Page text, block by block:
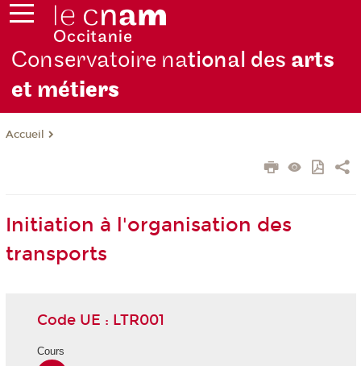
Conservatoire national des arts
et métiers
Accueil
Initiation à l'organisation des
transports
Code UE : LTR001
Cours